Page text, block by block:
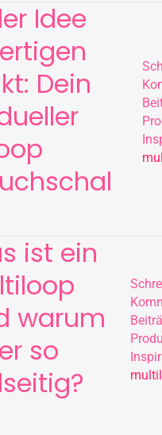
Idee
Dein
ist ein
warum
so